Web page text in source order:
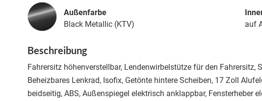
Außenfarbe
Black Metallic (KTV)
auf
Beschreibung
Fahrersitz höhenverstellbar, Lendenwirbelstütze für den Fahrersitz,
Beheizbares Lenkrad, Isofix, Getönte hintere Scheiben, 17 Zoll
beidseitig, ABS, Außenspiegel elektrisch anklappbar, Fensterheber